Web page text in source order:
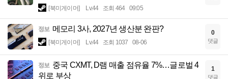
[북미게이머] Lv.44 조회 464 09:05
정보 메모리 3사, 2027년 생산분 완판?
[북미게이머] Lv.44 조회 1037 08-06
0
댓글
정보 중국 CXMT, D램 매출 점유율 7%…글로벌 4
위로 부상
1
댓글